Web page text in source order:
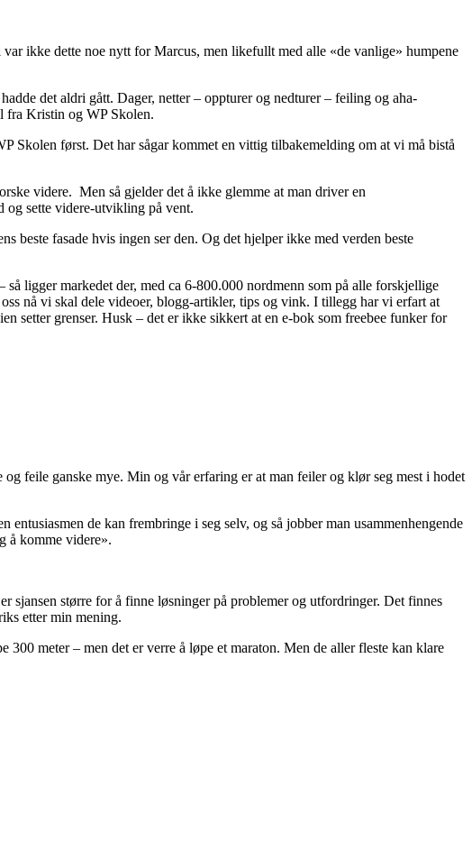
ikke dette noe nytt for Marcus, men likefullt med alle «de vanlige» humpene
det aldri gått. Dager, netter – oppturer og nedturer – feiling og aha-
fra Kristin og WP Skolen.
Skolen først. Det har sågar kommet en vittig tilbakemelding om at vi må bistå
videre. Men så gjelder det å ikke glemme at man driver en
og sette videre-utvikling på vent.
beste fasade hvis ingen ser den. Og det hjelper ikke med verden beste
ligger markedet der, med ca 6-800.000 nordmenn som på alle forskjellige
nå vi skal dele videoer, blogg-artikler, tips og vink. I tillegg har vi erfart at
setter grenser. Husk – det er ikke sikkert at en e-bok som freebee funker for
feile ganske mye. Min og vår erfaring er at man feiler og klør seg mest i hodet
de kan frembringe i seg selv, og så jobber man usammenhengende
å komme videre».
sjansen større for å finne løsninger på problemer og utfordringer. Det finnes
etter min mening.
meter – men det er verre å løpe et maraton. Men de aller fleste kan klare